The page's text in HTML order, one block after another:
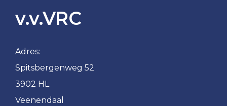
v.v.VRC
Adres:
Spitsbergenweg 52
3902 HL
Veenendaal